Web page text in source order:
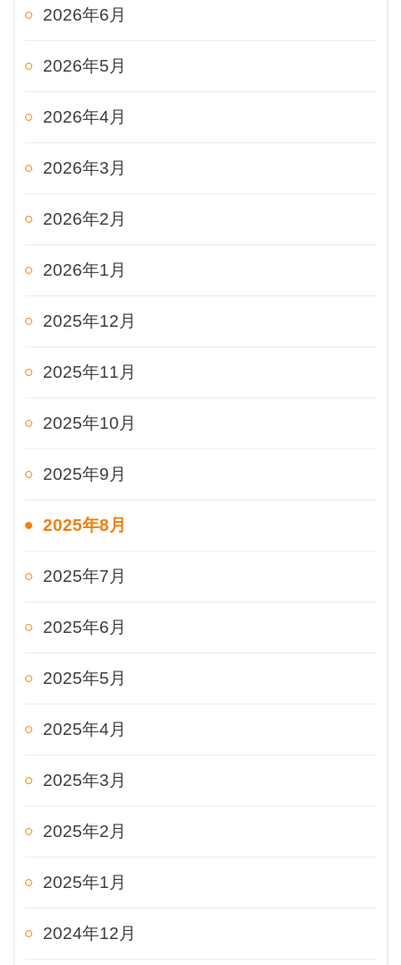
2026年6月
2026年5月
2026年4月
2026年3月
2026年2月
2026年1月
2025年12月
2025年11月
2025年10月
2025年9月
2025年8月
2025年7月
2025年6月
2025年5月
2025年4月
2025年3月
2025年2月
2025年1月
2024年12月